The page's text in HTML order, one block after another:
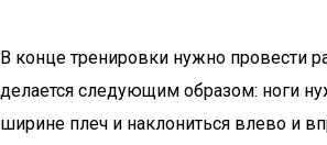
В конце тренировки нужно провести
делается следующим образом: ноги
ширине плеч и наклониться влево и